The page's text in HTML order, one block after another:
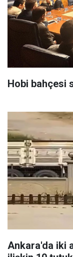
Hobi bahçesi
Ankara'da iki